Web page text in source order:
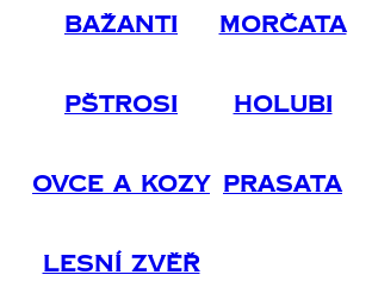
Bažanti Morčata
Pštrosi Holubi
Ovce A Kozy Prasata
Lesní Zvěř